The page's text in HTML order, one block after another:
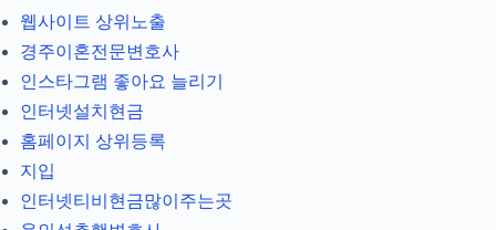
웹사이트 상위노출
경주이혼전문변호사
인스타그램 좋아요 늘리기
인터넷설치현금
홈페이지 상위등록
지입
인터넷티비현금많이주는곳